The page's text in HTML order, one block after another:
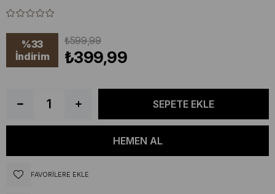
%33
İndirim
₺599,99
₺399,99
FAVORILERE EKLE